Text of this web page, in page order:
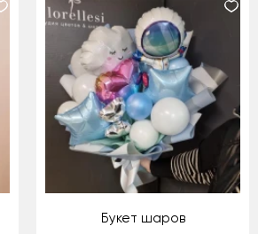
Букет шаров